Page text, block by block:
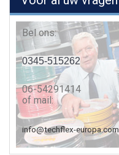
Bel ons:
0345-515262
06-54291414
of mail:
info@techflex-europa.com